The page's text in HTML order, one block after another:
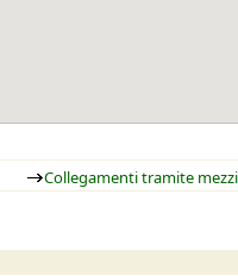
Collegamenti tramite